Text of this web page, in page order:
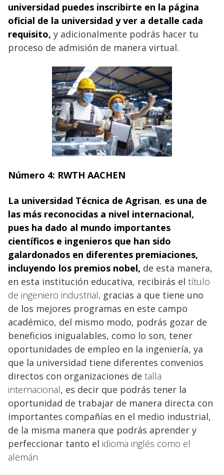
universidad puedes inscribirte en la página
oficial de la universidad y ver a detalle cada
requisito, y adicionalmente podrás hacer tu
proceso de admisión de manera virtual.
Número 4: RWTH AACHEN
La universidad Técnica de Agrisan, es una de
las más reconocidas a nivel internacional,
pues ha dado al mundo importantes
científicos e ingenieros que han sido
galardonados en diferentes premiaciones,
incluyendo los premios nobel, de esta manera,
en esta institución educativa, recibirás el título
de ingeniero industrial, gracias a que tiene uno
de los mejores programas en este campo
académico, del mismo modo, podrás gozar de
beneficios inigualables, como lo son, tener
oportunidades de empleo en la ingeniería, ya
que la universidad tiene diferentes convenios
directos con organizaciones de talla
internacional, es decir que podrás tener la
oportunidad de trabajar de manera directa con
importantes compañías en el medio industrial,
de la misma manera que podrás aprender y
perfeccionar tanto el idioma inglés como el
alemán